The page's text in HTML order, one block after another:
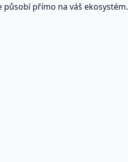
přímo na váš ekosystém.